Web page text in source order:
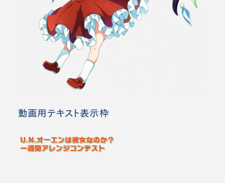
動画用テキスト表示枠